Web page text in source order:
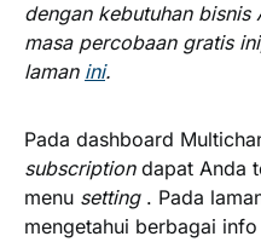
dengan kebutuhan bisnis
masa percobaan gratis
laman ini.
Pada dashboard
subscriptiondapat Anda
menu setting. Pada
mengetahui berbagai